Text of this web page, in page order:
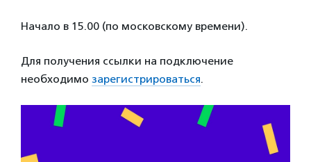
Начало в 15.00 (по московскому времени).
Для получения ссылки на подключение
необходимо зарегистрироваться.